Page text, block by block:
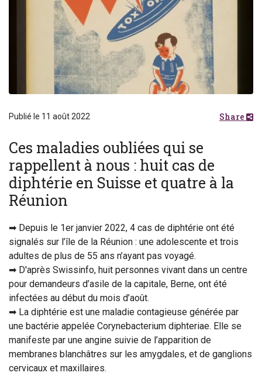
Publié le 11 août 2022 Share
Ces maladies oubliées qui se
rappellent à nous : huit cas de
diphtérie en Suisse et quatre à la
Réunion
➡ Depuis le 1er janvier 2022, 4 cas de diphtérie ont été
signalés sur l’île de la Réunion : une adolescente et trois
adultes de plus de 55 ans n’ayant pas voyagé.
➡ D'après Swissinfo, huit personnes vivant dans un centre
pour demandeurs d’asile de la capitale, Berne, ont été
infectées au début du mois d’août.
➡ La diphtérie est une maladie contagieuse générée par
une bactérie appelée Corynebacterium diphteriae. Elle se
manifeste par une angine suivie de l’apparition de
membranes blanchâtres sur les amygdales, et de ganglions
cervicaux et maxillaires.